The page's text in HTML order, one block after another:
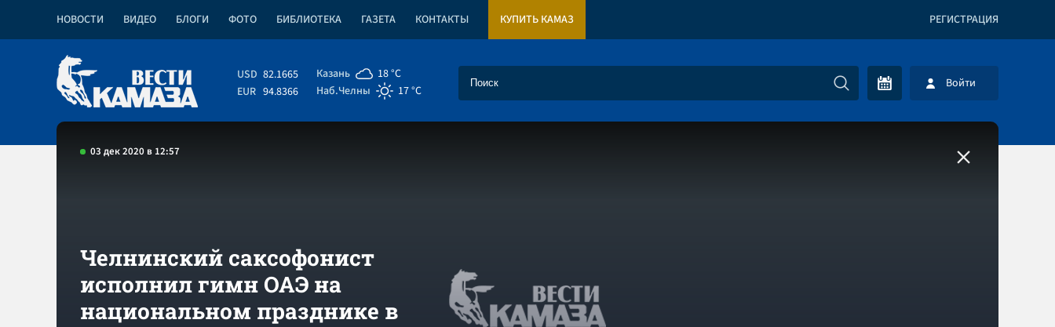
НОВОСТИ ВИДЕО БЛОГИ ФОТО БИБЛИОТЕКА ГАЗЕТА КОНТАКТЫ КУПИТЬ КАМАЗ РЕГИСТРАЦИЯ
USD 82.1665
EUR 94.8366
Казань
18 °C
Наб.Челны
17 °C Войти
03 дек 2020 в 12:57
Челнинский саксофонист
исполнил гимн ОАЭ на
национальном празднике в